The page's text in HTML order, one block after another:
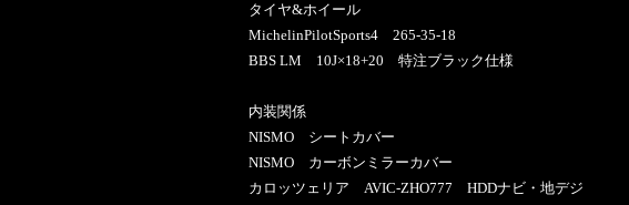
タイヤ&ホイール
MichelinPilotSports4 265-35-18
BBS LM 10J×18+20 特注ブラック仕様
内装関係
NISMO シートカバー
NISMO カーボンミラーカバー
カロッツェリア AVIC-ZHO777 HDDナビ・地デジ